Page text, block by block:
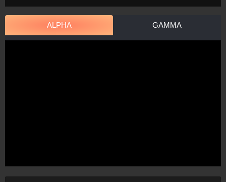
ALPHA GAMMA